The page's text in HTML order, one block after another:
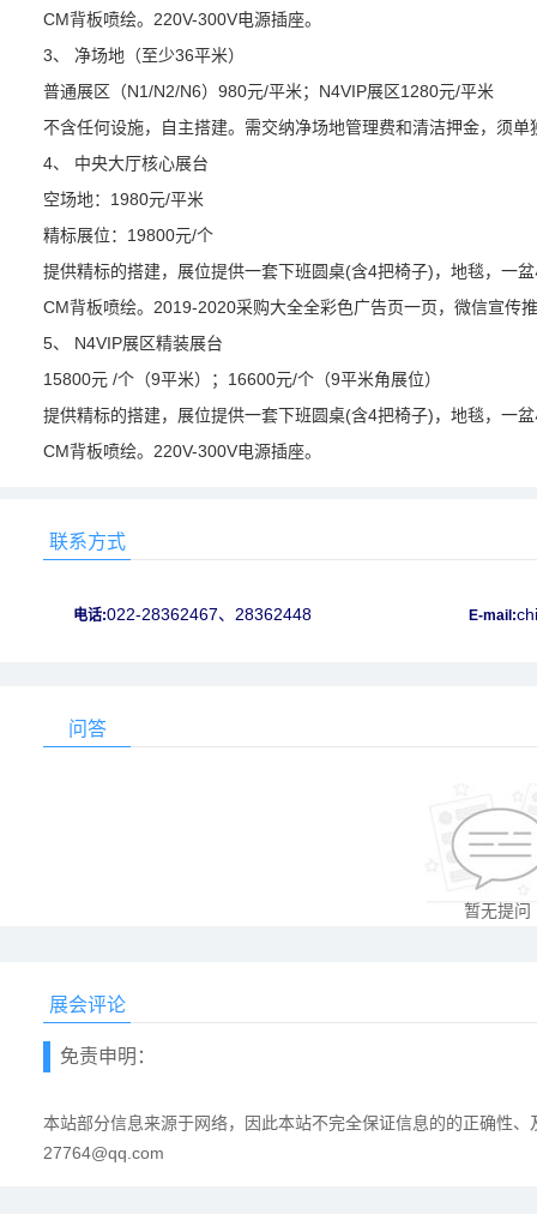
CM背板喷绘。220V-300V电源插座。
3、 净场地（至少36平米）
普通展区（N1/N2/N6）980元/平米；N4VIP展区1280元/平米
不含任何设施，自主搭建。需交纳净场地管理费和清洁押金，须
4、 中央大厅核心展台
空场地：1980元/平米
精标展位：19800元/个
提供精标的搭建，展位提供一套下班圆桌(含4把椅子)，地毯，一
CM背板喷绘。2019-2020采购大全全彩色广告页一页，微信宣传
5、 N4VIP展区精装展台
15800元 /个（9平米）；16600元/个（9平米角展位）
提供精标的搭建，展位提供一套下班圆桌(含4把椅子)，地毯，一
CM背板喷绘。220V-300V电源插座。
联系方式
电话:022-28362467、28362448 E-mail:
问答
暂无提问
展会评论
免责申明：
本站部分信息来源于网络，因此本站不完全保证信息的的正确性
27764@qq.com